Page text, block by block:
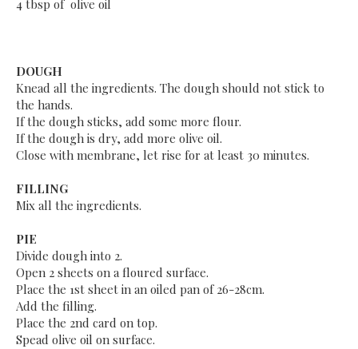
4 tbsp of olive oil
DOUGH
Knead all the ingredients. The dough should not stick to
the hands.
If the dough sticks, add some more flour.
If the dough is dry, add more olive oil.
Close with membrane, let rise for at least 30 minutes.
FILLING
Mix all the ingredients.
PIE
Divide dough into 2.
Open 2 sheets on a floured surface.
Place the 1st sheet in an oiled pan of 26-28cm.
Add the filling.
Place the 2nd card on top.
Spead olive oil on surface.